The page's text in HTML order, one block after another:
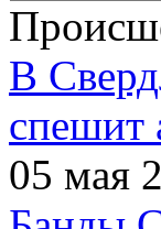
В
спешит
05 мая